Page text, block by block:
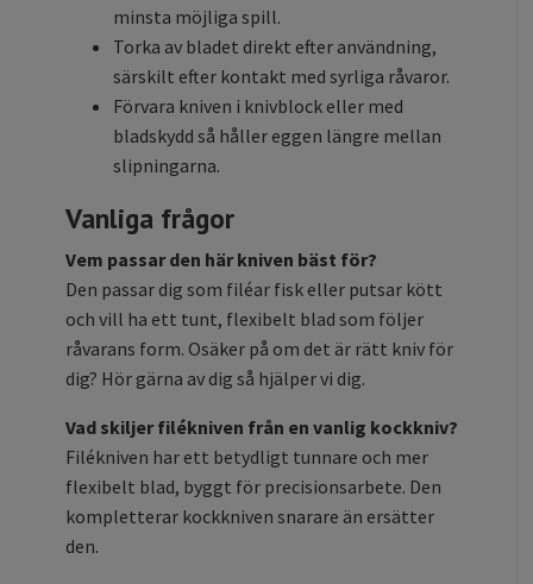
minsta möjliga spill.
Torka av bladet direkt efter användning,
särskilt efter kontakt med syrliga råvaror.
Förvara kniven i knivblock eller med
bladskydd så håller eggen längre mellan
slipningarna.
Vanliga frågor
Vem passar den här kniven bäst för?
Den passar dig som filéar fisk eller putsar kött
och vill ha ett tunt, flexibelt blad som följer
råvarans form. Osäker på om det är rätt kniv för
dig? Hör gärna av dig så hjälper vi dig.
Vad skiljer filékniven från en vanlig kockkniv?
Filékniven har ett betydligt tunnare och mer
flexibelt blad, byggt för precisionsarbete. Den
kompletterar kockkniven snarare än ersätter
den.